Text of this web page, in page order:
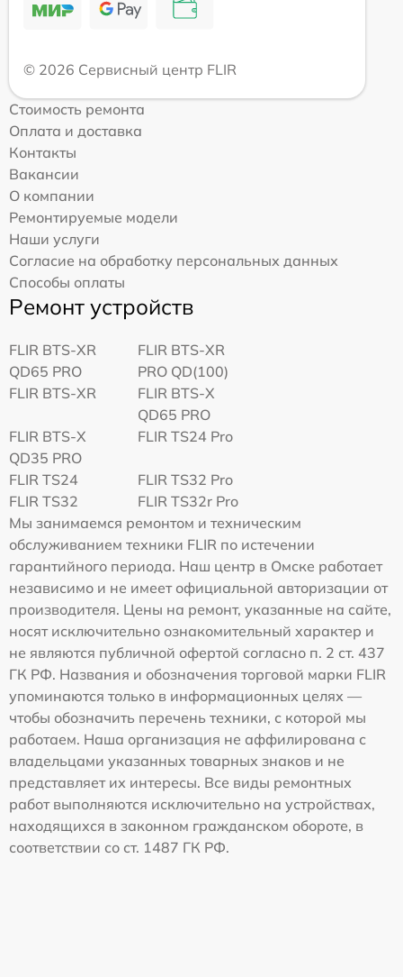
© 2026 Сервисный центр FLIR
Стоимость ремонта
Оплата и доставка
Контакты
Вакансии
О компании
Ремонтируемые модели
Наши услуги
Согласие на обработку персональных данных
Способы оплаты
Ремонт устройств
FLIR BTS-XR
QD65 PRO
FLIR BTS-XR
PRO QD(100)
FLIR BTS-XR
FLIR BTS-X
QD65 PRO
FLIR BTS-X
QD35 PRO
FLIR TS24 Pro
FLIR TS24
FLIR TS32 Pro
FLIR TS32
FLIR TS32r Pro
Мы занимаемся ремонтом и техническим
обслуживанием техники FLIR по истечении
гарантийного периода. Наш центр в Омске работает
независимо и не имеет официальной авторизации от
производителя. Цены на ремонт, указанные на сайте,
носят исключительно ознакомительный характер и
не являются публичной офертой согласно п. 2 ст. 437
ГК РФ. Названия и обозначения торговой марки FLIR
упоминаются только в информационных целях —
чтобы обозначить перечень техники, с которой мы
работаем. Наша организация не аффилирована с
владельцами указанных товарных знаков и не
представляет их интересы. Все виды ремонтных
работ выполняются исключительно на устройствах,
находящихся в законном гражданском обороте, в
соответствии со ст. 1487 ГК РФ.